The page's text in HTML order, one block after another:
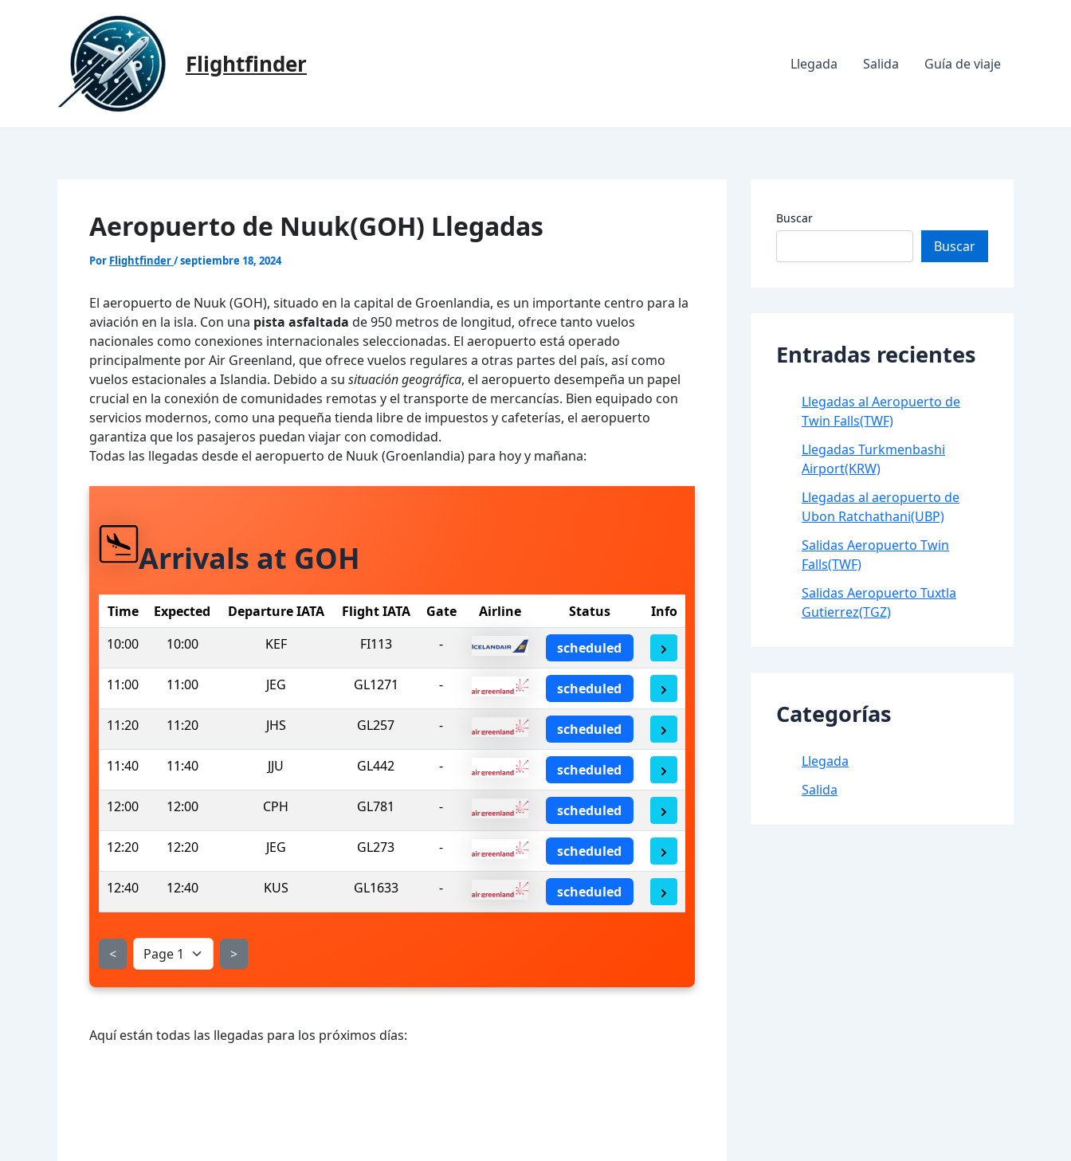
Flightfinder Llegada Salida Guía de viaje
Aeropuerto de Nuuk(GOH) Llegadas
Por Flightfinder/septiembre 18, 2024
El aeropuerto de Nuuk (GOH), situado en la capital de Groenlandia, es un importante centro para la
aviación en la isla. Con una pista asfaltada de 950 metros de longitud, ofrece tanto vuelos
nacionales como conexiones internacionales seleccionadas. El aeropuerto está operado
principalmente por Air Greenland, que ofrece vuelos regulares a otras partes del país, así como
vuelos estacionales a Islandia. Debido a su situación geográfica, el aeropuerto desempeña un papel
crucial en la conexión de comunidades remotas y el transporte de mercancías. Bien equipado con
servicios modernos, como una pequeña tienda libre de impuestos y cafeterías, el aeropuerto
garantiza que los pasajeros puedan viajar con comodidad.
Todas las llegadas desde el aeropuerto de Nuuk (Groenlandia) para hoy y mañana:
Arrivals at GOH
Time Expected Departure IATA Flight IATA Gate Airline Status
Info
10:00
10:00 KEF FI113 - scheduled
11:00 11:00 JEG GL1271 - scheduled
11:20 11:20 JHS GL257 - scheduled
11:40 11:40 JJU GL442 - scheduled
12:00 12:00 CPH GL781 - scheduled
12:20 12:20 JEG GL273 - scheduled
12:40 12:40 KUS GL1633 - scheduled
< >
Aquí están todas las llegadas para los próximos días:
Buscar
Buscar
Entradas recientes
Llegadas al Aeropuerto de
Twin Falls(TWF)
Llegadas Turkmenbashi
Airport(KRW)
Llegadas al aeropuerto de
Ubon Ratchathani(UBP)
Salidas Aeropuerto Twin
Falls(TWF)
Salidas Aeropuerto Tuxtla
Gutierrez(TGZ)
Categorías
Llegada
Salida